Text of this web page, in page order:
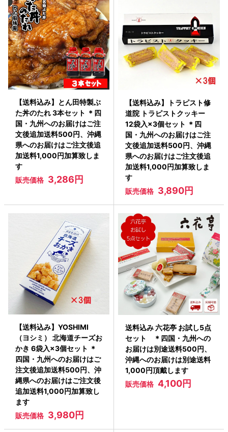
【送料込み】とん田特製ぶ
た丼のたれ 3本セット ＊四
国・九州へのお届けはご注
文後追加送料500円、沖縄
県へのお届けはご注文後追
加送料1,000円加算致しま
す
販売価格 3,286円
【送料込み】トラピスト修
道院 トラピストクッキー
12袋入×3個セット ＊四
国・九州へのお届けはご注
文後追加送料500円、沖縄
県へのお届けはご注文後追
加送料1,000円加算致しま
す
販売価格 3,890円
【送料込み】YOSHIMI
（ヨシミ） 北海道チーズお
かき 6袋入×3個セット ＊
四国・九州へのお届けはご
注文後追加送料500円、沖
縄県へのお届けはご注文後
追加送料1,000円加算致し
ます
販売価格 3,980円
送料込み 六花亭 お試し5点
セット ＊四国・九州への
お届けは別途送料500円、
沖縄へのお届けは別途送料
1,000円頂戴します
販売価格 4,100円